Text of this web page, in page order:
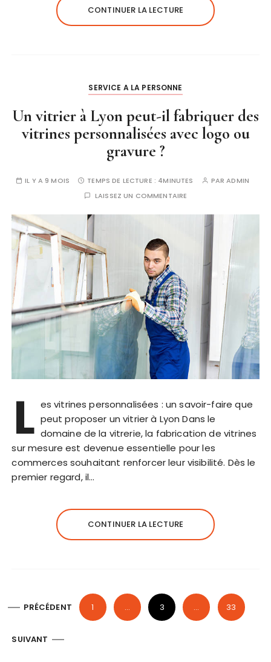
CONTINUER LA LECTURE
SERVICE A LA PERSONNE
Un vitrier à Lyon peut-il fabriquer des
vitrines personnalisées avec logo ou
gravure ?
IL Y A 9 MOIS TEMPS DE LECTURE : 4MINUTES PARADMIN
LAISSEZ UN COMMENTAIRE
L es vitrines personnalisées : un savoir-faire que
peut proposer un vitrier à Lyon Dans le
domaine de la vitrerie, la fabrication de vitrines
sur mesure est devenue essentielle pour les
commerces souhaitant renforcer leur visibilité. Dès le
premier regard, il…
CONTINUER LA LECTURE
g
PRÉCÉDENT 1 … 3 … 33
SUIVANT